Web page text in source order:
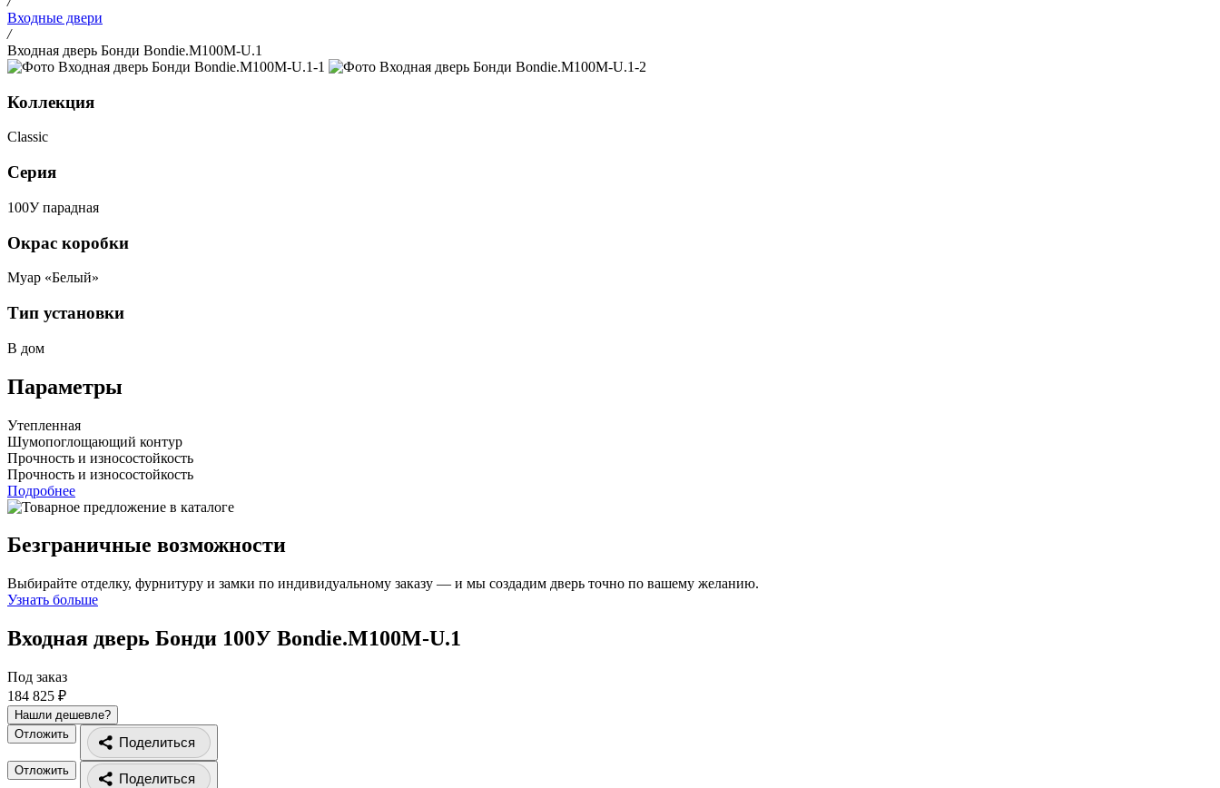
Входные двери
/
Входная дверь Бонди Bondie.M100M-U.1
Коллекция
Classic
Серия
100У парадная
Окрас коробки
Муар «Белый»
Тип установки
В дом
Параметры
Утепленная
Шумопоглощающий контур
Прочность и износостойкость
Прочность и износостойкость
Подробнее
Безграничные возможности
Выбирайте отделку, фурнитуру и замки по индивидуальному заказу — и мы создадим дверь точно по вашему желанию.
Узнать больше
Входная дверь Бонди 100У Bondie.M100M-U.1
Под заказ
184 825 ₽
Нашли дешевле?
Отложить
Поделиться
Отложить
Поделиться